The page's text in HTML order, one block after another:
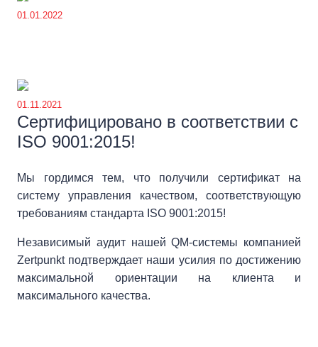
01.01.2022
01.11.2021
Сертифицировано в соответствии с
ISO 9001:2015!
Мы гордимся тем, что получили сертификат на
систему управления качеством, соответствующую
требованиям стандарта ISO 9001:2015!
Независимый аудит нашей QM-системы компанией
Zertpunkt подтверждает наши усилия по достижению
максимальной ориентации на клиента и
максимального качества.